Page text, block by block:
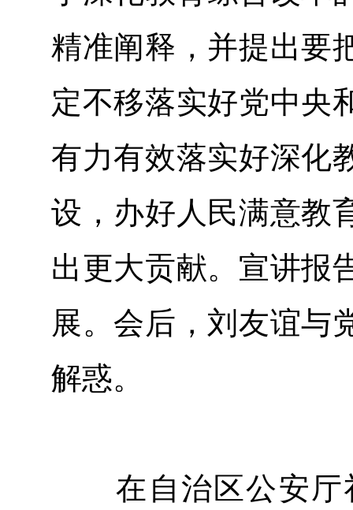
精准阐释，并提出要
定不移落实好党中央
有力有效落实好深化
设，办好人民满意教
出更大贡献。宣讲报
展。会后，刘友谊与
解惑。
在自治区公安厅